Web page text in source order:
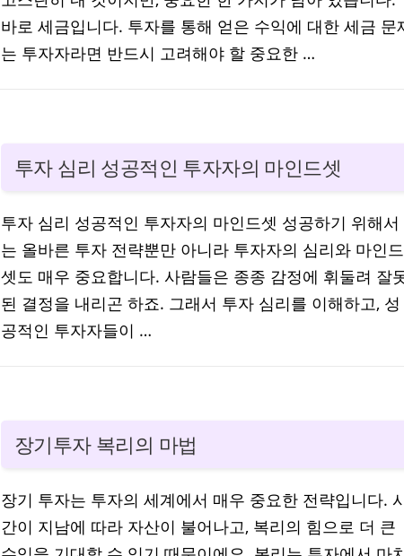
바로 세금입니다. 투자를 통해 얻은 수익에 대한 세금 문
는 투자자라면 반드시 고려해야 할 중요한 …
투자 심리 성공적인 투자자의 마인드셋
투자 심리 성공적인 투자자의 마인드셋 성공하기 위해서
는 올바른 투자 전략뿐만 아니라 투자자의 심리와 마인드
셋도 매우 중요합니다. 사람들은 종종 감정에 휘둘려 잘
된 결정을 내리곤 하죠. 그래서 투자 심리를 이해하고, 성
공적인 투자자들이 …
장기투자 복리의 마법
장기 투자는 투자의 세계에서 매우 중요한 전략입니다.
간이 지남에 따라 자산이 불어나고, 복리의 힘으로 더 큰